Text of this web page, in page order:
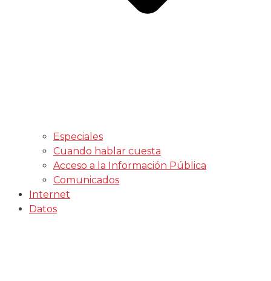
Especiales
Cuando hablar cuesta
Acceso a la Información Pública
Comunicados
Internet
Datos